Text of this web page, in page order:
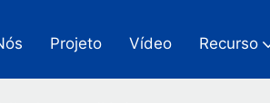
Projeto Vídeo Recurso